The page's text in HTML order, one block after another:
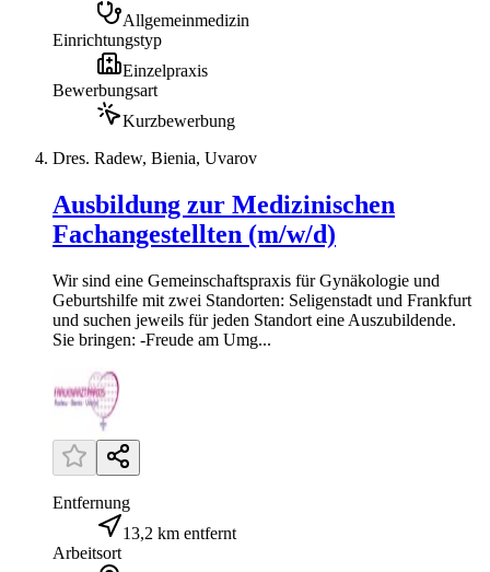
Allgemeinmedizin
Einrichtungstyp
Einzelpraxis
Bewerbungsart
Kurzbewerbung
Dres. Radew, Bienia, Uvarov
Ausbildung zur Medizinischen
Fachangestellten (m/w/d)
Wir sind eine Gemeinschaftspraxis für Gynäkologie und
Geburtshilfe mit zwei Standorten: Seligenstadt und Frankfurt
und suchen jeweils für jeden Standort eine Auszubildende.
Sie bringen: -Freude am Umg...
Entfernung
13,2 km entfernt
Arbeitsort